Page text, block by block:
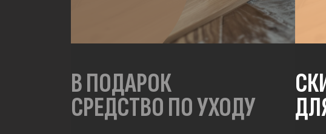
В ПОДАРОК
СРЕДСТВО ПО УХОДУ